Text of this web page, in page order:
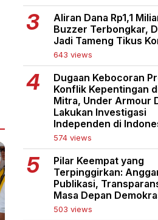
Aliran Dana Rp1,1
Buzzer Terbongkar,
Jadi Tameng Tikus
643 views
Dugaan Kebocoran
Konflik Kepentingan
Mitra, Under Armour
Lakukan Investigasi
Independen di
574 views
Pilar Keempat yang
Terpinggirkan:
Publikasi,
Masa Depan
503 views